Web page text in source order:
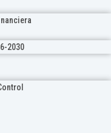
2030